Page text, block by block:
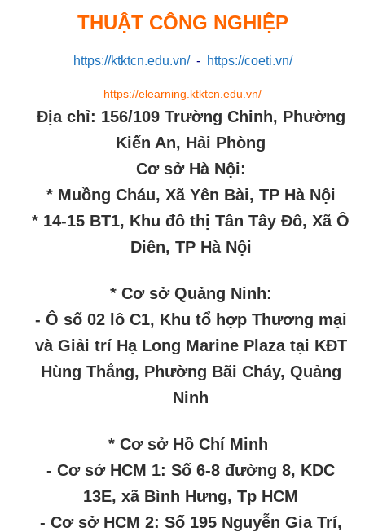
THUẬT CÔNG NGHIỆP
https://ktktcn.edu.vn/- https://coeti.vn/
https://elearning.ktktcn.edu.vn/
Địa chỉ: 156/109 Trường Chinh, Phường
Kiến An, Hải Phòng
Cơ sở Hà Nội:
* Muồng Cháu, Xã Yên Bài, TP Hà Nội
* 14-15 BT1, Khu đô thị Tân Tây Đô, Xã Ô
Diên, TP Hà Nội
* Cơ sở Quảng Ninh:
- Ô số 02 lô C1, Khu tổ hợp Thương mại
và Giải trí Hạ Long Marine Plaza tại KĐT
Hùng Thắng, Phường Bãi Cháy, Quảng
Ninh
* Cơ sở Hồ Chí Minh
- Cơ sở HCM 1: Số 6-8 đường 8, KDC
13E, xã Bình Hưng, Tp HCM
- Cơ sở HCM 2: Số 195 Nguyễn Gia Trí,